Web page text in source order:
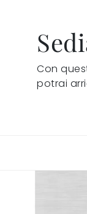
Con
potrai